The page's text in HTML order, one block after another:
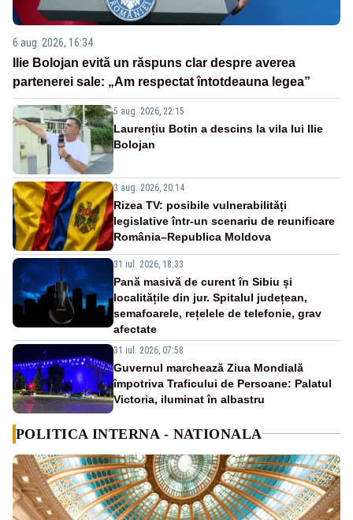
6 aug. 2026, 16:34
Ilie Bolojan evită un răspuns clar despre averea
partenerei sale: „Am respectat întotdeauna legea”
5 aug. 2026, 22:15
Laurențiu Botin a descins la vila lui Ilie
Bolojan
3 aug. 2026, 20:14
Rizea TV: posibile vulnerabilități
legislative într-un scenariu de reunificare
România–Republica Moldova
31 iul. 2026, 18:33
Pană masivă de curent în Sibiu și
localitățile din jur. Spitalul județean,
semafoarele, rețelele de telefonie, grav
afectate
31 iul. 2026, 07:58
Guvernul marchează Ziua Mondială
împotriva Traficului de Persoane: Palatul
Victoria, iluminat în albastru
POLITICA INTERNA - NATIONALA